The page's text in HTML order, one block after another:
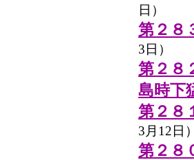
日）
第２
3日）
第２８
島時下
第２８
3月12日）
第２８